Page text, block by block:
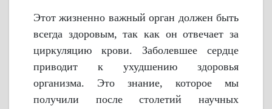
Этот жизненно важный орган должен быть
всегда здоровым, так как он отвечает за
циркуляцию крови. Заболевшее сердце
приводит к ухудшению здоровья
организма. Это знание, которое мы
получили после столетий научных